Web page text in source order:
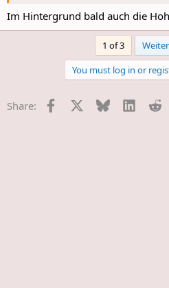
Im Hintergrund bald auch die
1 of 3 Weiter
You must log in or
Share: Facebook Bluesky